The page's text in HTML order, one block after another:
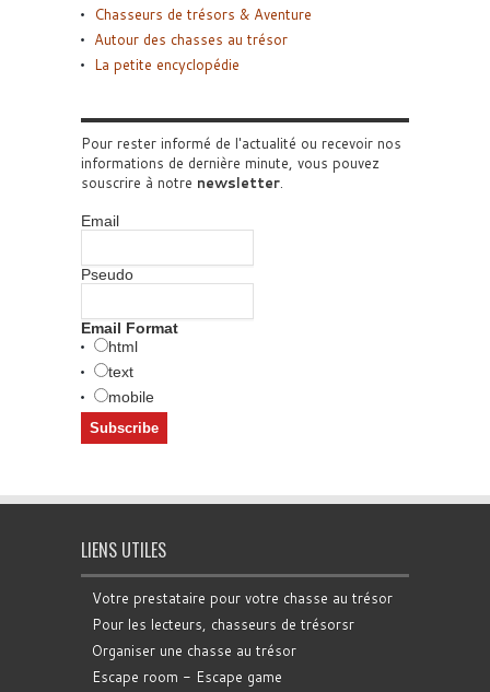
Chasseurs de trésors & Aventure
Autour des chasses au trésor
La petite encyclopédie
Pour rester informé de l'actualité ou recevoir nos
informations de dernière minute, vous pouvez
souscrire à notre newsletter.
Email
Pseudo
Email Format
html
text
mobile
LIENS UTILES
Votre prestataire pour votre chasse au trésor
Pour les lecteurs, chasseurs de trésorsr
Organiser une chasse au trésor
Escape room - Escape game